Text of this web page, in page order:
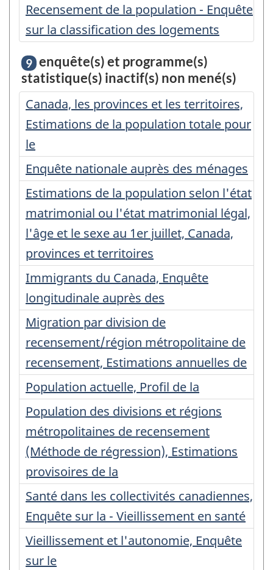
Recensement de la population - Enquête
sur la classification des logements
9 enquête(s) et programme(s)
statistique(s) inactif(s) non mené(s)
Canada, les provinces et les territoires,
Estimations de la population totale pour
le
Enquête nationale auprès des ménages
Estimations de la population selon l'état
matrimonial ou l'état matrimonial légal,
l'âge et le sexe au 1er juillet, Canada,
provinces et territoires
Immigrants du Canada, Enquête
longitudinale auprès des
Migration par division de
recensement/région métropolitaine de
recensement, Estimations annuelles de
Population actuelle, Profil de la
Population des divisions et régions
métropolitaines de recensement
(Méthode de régression), Estimations
provisoires de la
Santé dans les collectivités canadiennes,
Enquête sur la - Vieillissement en santé
Vieillissement et l'autonomie, Enquête
sur le